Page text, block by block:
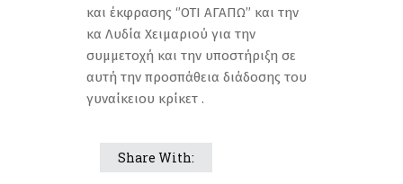
και έκφρασης ‘’ΟΤΙ ΑΓΑΠΩ’’ και την
κα Λυδία Χειμαριού για την
συμμετοχή και την υποστήριξη σε
αυτή την προσπάθεια διάδοσης του
γυναίκειου κρίκετ .
Share With: